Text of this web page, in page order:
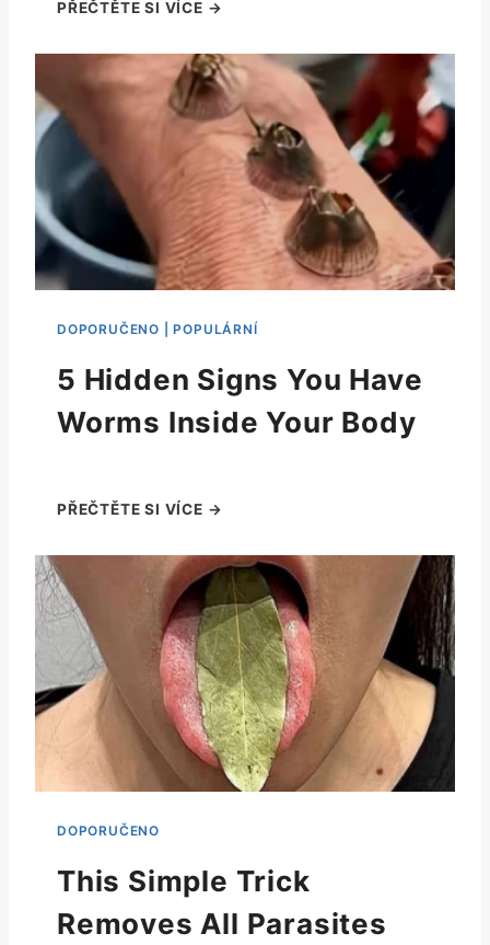
5 Hidden Signs You Have
Worms Inside Your Body
This Simple Trick
Removes All Parasites